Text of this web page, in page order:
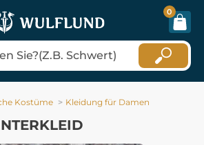
0
Kostüme Kleidung für Damen